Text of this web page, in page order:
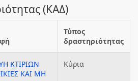
(ΚΑΔ)
Τύπος
δραστηριότητας
ΚΤΙΡΙΩΝ
ΚΑΙ ΜΗ
Κύρια